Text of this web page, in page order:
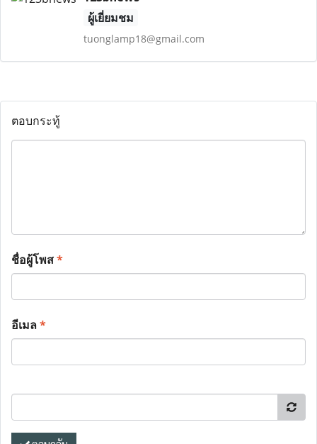
ผู้เยี่ยมชม
tuonglamp18@gmail.com
ตอบกระทู้
ชื่อผู้โพส*
อีเมล*